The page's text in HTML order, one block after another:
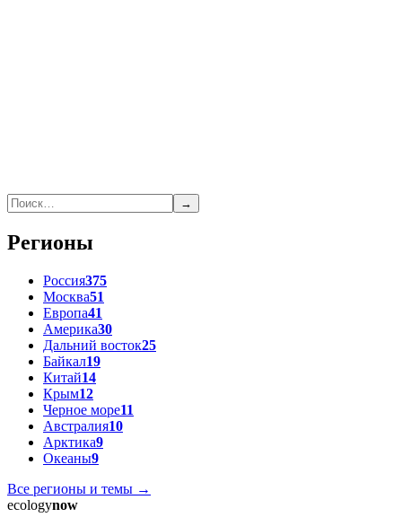
→
Регионы
Россия375
Москва51
Европа41
Америка30
Дальний восток25
Байкал19
Китай14
Крым12
Черное море11
Австралия10
Арктика9
Океаны9
Все регионы и темы →
ecologynow